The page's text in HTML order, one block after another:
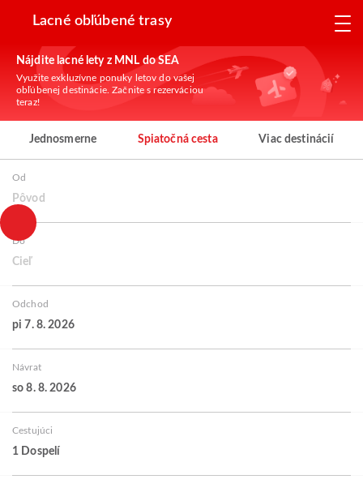
Lacné obľúbené trasy
Nájdite lacné lety z MNL do SEA
Využite exkluzívne ponuky letov do vašej
obľúbenej destinácie. Začnite s rezerváciou
teraz!
Jednosmerne Spiatočná cesta Viac destinácií
Od
Pôvod
Do
Cieľ
Odchod
pi 7. 8. 2026
Návrat
so 8. 8. 2026
Cestujúci
1 Dospelí